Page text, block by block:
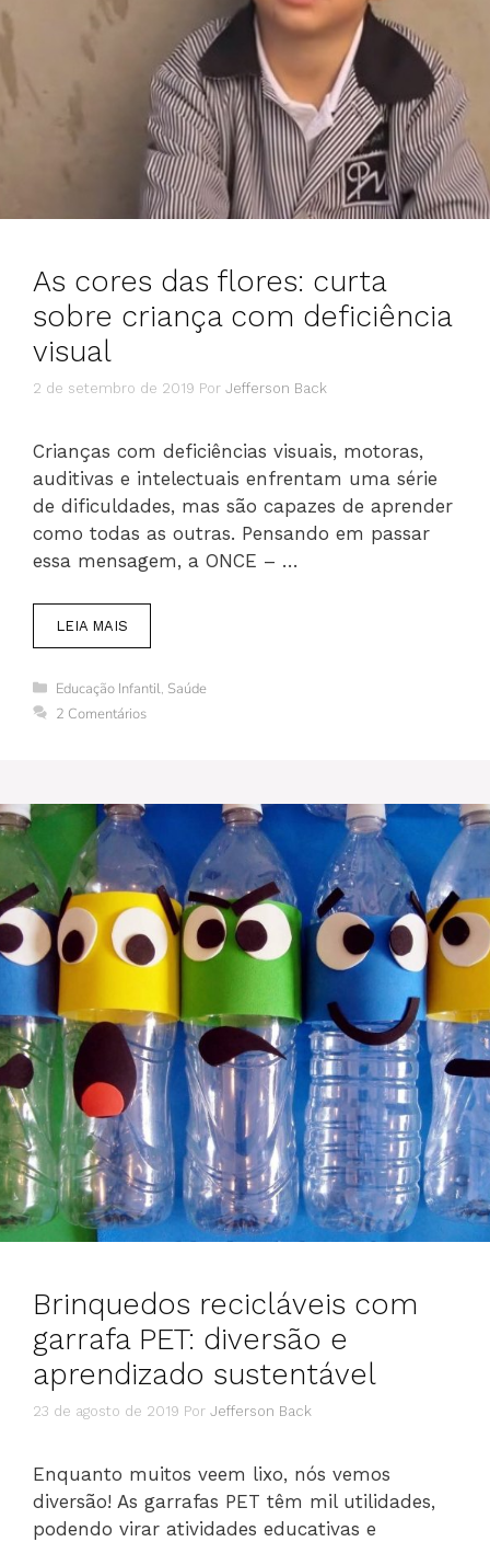
As cores das flores: curta
sobre criança com deficiência
visual
2 de setembro de 2019 Por Jefferson Back
Crianças com deficiências visuais, motoras,
auditivas e intelectuais enfrentam uma série
de dificuldades, mas são capazes de aprender
como todas as outras. Pensando em passar
essa mensagem, a ONCE – …
LEIA MAIS
Categorias
Educação Infantil, Saúde
2 Comentários
Brinquedos recicláveis com
garrafa PET: diversão e
aprendizado sustentável
23 de agosto de 2019 Por Jefferson Back
Enquanto muitos veem lixo, nós vemos
diversão! As garrafas PET têm mil utilidades,
podendo virar atividades educativas e